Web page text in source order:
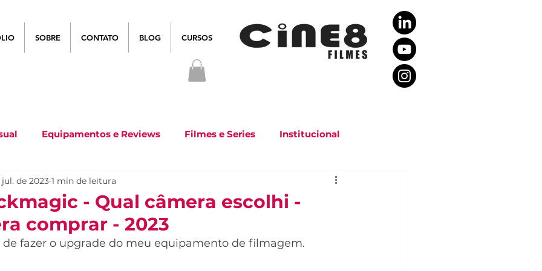
SOBRE CONTATO BLOG CURSOS
Equipamentos e Reviews Filmes e Series Institucional
- Qual câmera escolhi -
comprar - 2023
jul. de 2023 1 min de leitura
fazer o upgrade do meu equipamento de filmagem.